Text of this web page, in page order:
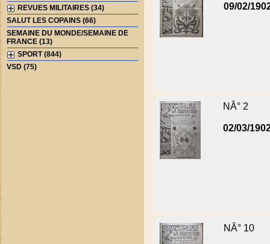
REVUES MILITAIRES (34)
SALUT LES COPAINS (66)
SEMAINE DU MONDE/SEMAINE DE
FRANCE (13)
SPORT (844)
VSD (75)
09/02/
NÂ° 2
02/03/
NÂ° 10